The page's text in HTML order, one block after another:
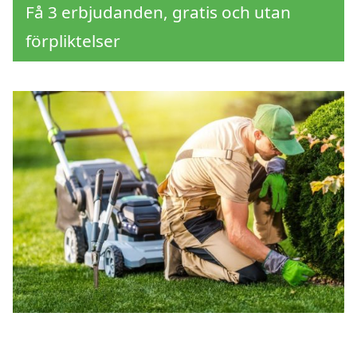
Få 3 erbjudanden, gratis och utan
förpliktelser